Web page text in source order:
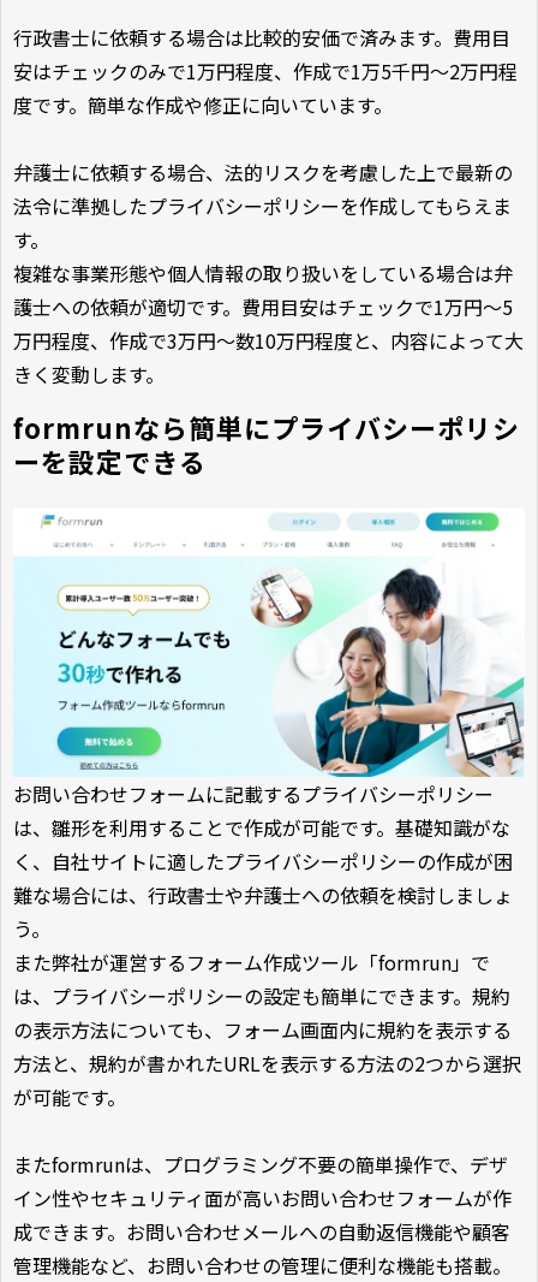
行政書士に依頼する場合は比較的安価で済みます。費用目
安はチェックのみで1万円程度、作成で1万5千円〜2万円程
度です。簡単な作成や修正に向いています。
弁護士に依頼する場合、法的リスクを考慮した上で最新の
法令に準拠したプライバシーポリシーを作成してもらえま
す。
複雑な事業形態や個人情報の取り扱いをしている場合は弁
護士への依頼が適切です。費用目安はチェックで1万円〜5
万円程度、作成で3万円～数10万円程度と、内容によって大
きく変動します。
formrunなら簡単にプライバシーポリシ
ーを設定できる
お問い合わせフォームに記載するプライバシーポリシー
は、雛形を利用することで作成が可能です。基礎知識がな
く、自社サイトに適したプライバシーポリシーの作成が困
難な場合には、行政書士や弁護士への依頼を検討しましょ
う。
また弊社が運営するフォーム作成ツール「formrun」で
は、プライバシーポリシーの設定も簡単にできます。規約
の表示方法についても、フォーム画面内に規約を表示する
方法と、規約が書かれたURLを表示する方法の2つから選択
が可能です。
またformrunは、プログラミング不要の簡単操作で、デザ
イン性やセキュリティ面が高いお問い合わせフォームが作
成できます。お問い合わせメールへの自動返信機能や顧客
管理機能など、お問い合わせの管理に便利な機能も搭載。